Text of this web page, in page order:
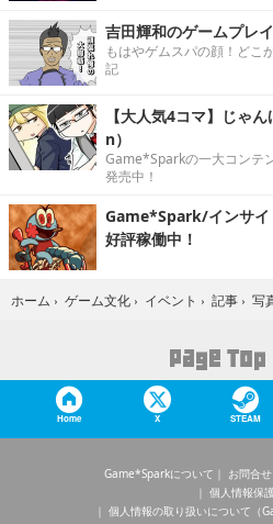
吉田輝和のゲームプレ
もはやゲムスパの顔！どこ
記
【大人気4コマ】じゃ
n）
Game*Sparkの一大コンテ
発売中！
Game*Spark/インサイ
好評稼働中！
ホーム › ゲーム文化 › イベント › 記事 › 写
Home X STEAM
Game*Sparkについて お問合せ
個人情報保
個人情報の取り扱いについて（